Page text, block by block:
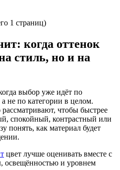
1 страниц)
когда оттенок
стиль, но и на
выбор уже идёт по
не по категории в целом.
чтобы быстрее
спокойный, контрастный или
понять, как материал будет
цвет лучше оценивать вместе с
освещённостью и уровнем